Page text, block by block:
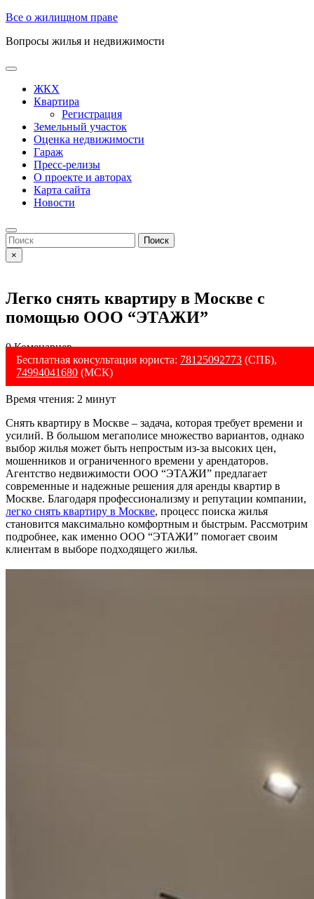
Skip
content
Все о жилищном праве
Вопросы жилья и недвижимости
Open
ButtonЖКХ
Квартира
Регистрация
Земельный участок
Оценка недвижимости
Гараж
Пресс-релизы
О проекте и авторах
Карта сайта
Новости
Close
Button
Search
for:
×
Легко снять квартиру в Москве с
помощью ООО “ЭТАЖИ”
0 Коменариев
Бесплатная консультация юриста: 78125092773 (СПБ),
74994041680 (МСК)
Время чтения: 2 минут
Снять квартиру в Москве – задача, которая требует времени и
усилий. В большом мегаполисе множество вариантов, однако
выбор жилья может быть непростым из-за высоких цен,
мошенников и ограниченного времени у арендаторов.
Агентство недвижимости ООО “ЭТАЖИ” предлагает
современные и надежные решения для аренды квартир в
Москве. Благодаря профессионализму и репутации компании,
легко снять квартиру в Москве, процесс поиска жилья
становится максимально комфортным и быстрым. Рассмотрим
подробнее, как именно ООО “ЭТАЖИ” помогает своим
клиентам в выборе подходящего жилья.